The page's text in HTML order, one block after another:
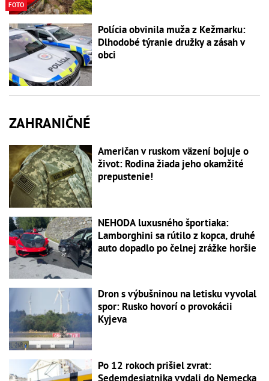
FOTO
Polícia obvinila muža z Kežmarku:
Dlhodobé týranie družky a zásah v
obci
ZAHRANIČNÉ
Američan v ruskom väzení bojuje o
život: Rodina žiada jeho okamžité
prepustenie!
NEHODA luxusného športiaka:
Lamborghini sa rútilo z kopca, druhé
auto dopadlo po čelnej zrážke horšie
Dron s výbušninou na letisku vyvolal
spor: Rusko hovorí o provokácii
Kyjeva
Po 12 rokoch prišiel zvrat:
Sedemdesiatnika vydali do Nemecka